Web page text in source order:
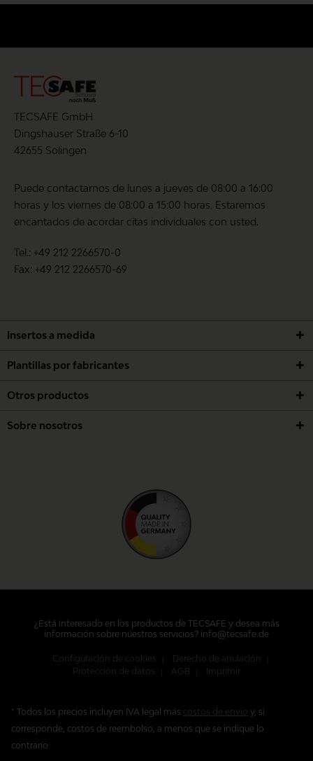
TECSAFE GmbH
Dingshauser Straße 6-10
42655 Solingen
Puede contactarnos de lunes a jueves de 08:00 a 16:00
horas y los viernes de 08:00 a 15:00 horas. Estaremos
encantados de acordar citas individuales con usted.
Tel.: +49 212 2266570-0
Fax: +49 212 2266570-69
Insertos a medida
Plantillas por fabricantes
Otros productos
Sobre nosotros
¿Está interesado en los productos de TECSAFE y desea más
información sobre nuestros servicios? info@tecsafe.de
Configuración de cookies
Derecho de anulación
Protección de datos
AGB Imprimir
* Todos los precios incluyen IVA legal más costos de envío y, si
corresponde, costos de reembolso, a menos que se indique lo
contrario